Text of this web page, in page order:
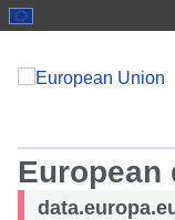
European